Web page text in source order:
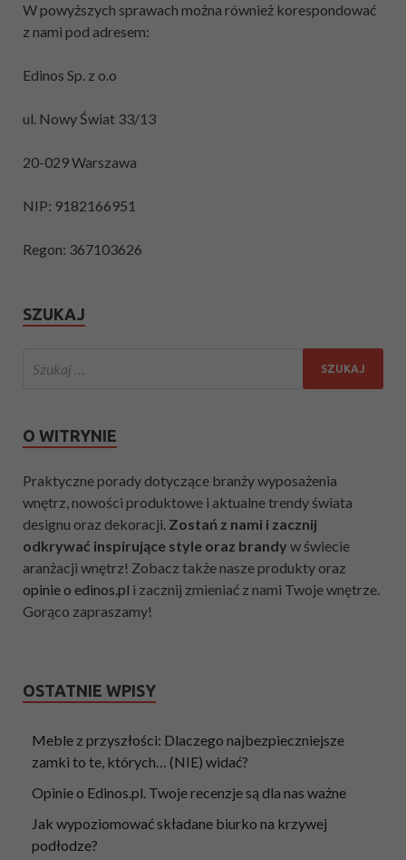
W powyższych sprawach można również korespondować
z nami pod adresem:
Edinos Sp. z o.o
ul. Nowy Świat 33/13
20-029 Warszawa
NIP: 9182166951
Regon: 367103626
SZUKAJ
O WITRYNIE
Praktyczne porady dotyczące branży wyposażenia
wnętrz, nowości produktowe i aktualne trendy świata
designu oraz dekoracji. Zostań z nami i zacznij
odkrywać inspirujące style oraz brandy w świecie
aranżacji wnętrz! Zobacz także nasze produkty oraz
opinie o edinos.pl i zacznij zmieniać z nami Twoje wnętrze.
Gorąco zapraszamy!
OSTATNIE WPISY
Meble z przyszłości: Dlaczego najbezpieczniejsze
zamki to te, których… (NIE) widać?
Opinie o Edinos.pl. Twoje recenzje są dla nas ważne
Jak wypoziomować składane biurko na krzywej
podłodze?